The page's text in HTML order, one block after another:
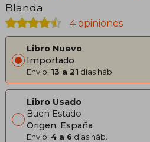
Blanda
4 opiniones
Libro Nuevo
Importado
Envío: 13 a 21 días háb.
Libro Usado
Buen Estado
Origen: España
Envío: 4 a 6 días háb.